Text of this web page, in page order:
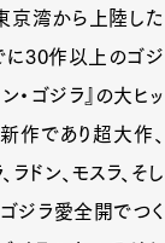
京湾から上陸した
に30作以上のゴジ
ゴジラ』の大ヒッ
作であり超大作、
ドン、モスラ、そし
ジラ愛全開でつく